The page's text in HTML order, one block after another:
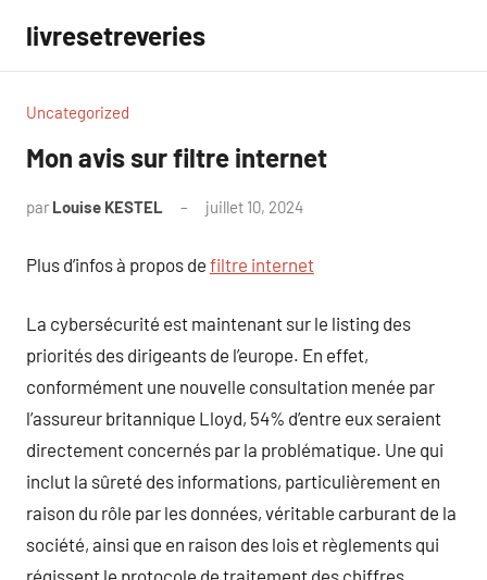
contenu
livresetreveries
Uncategorized
Mon avis sur filtre internet
par Louise KESTEL juillet 10, 2024
Plus d’infos à propos de filtre internet
La cybersécurité est maintenant sur le listing des
priorités des dirigeants de l’europe. En effet,
conformément une nouvelle consultation menée par
l’assureur britannique Lloyd, 54% d’entre eux seraient
directement concernés par la problématique. Une qui
inclut la sûreté des informations, particulièrement en
raison du rôle par les données, véritable carburant de la
société, ainsi que en raison des lois et règlements qui
régissent le protocole de traitement des chiffres